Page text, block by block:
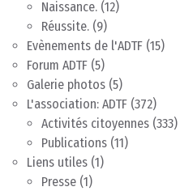
Naissance. (12)
Réussite. (9)
Evènements de l'ADTF (15)
Forum ADTF (5)
Galerie photos (5)
L'association: ADTF (372)
Activités citoyennes (333)
Publications (11)
Liens utiles (1)
Presse (1)